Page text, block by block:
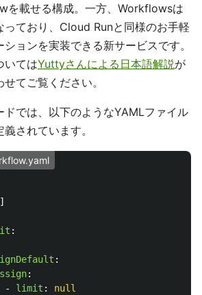
を載せる構成。一方、Workflowsは
っており、Cloud Runと同様のお手軽
ョンを実装できる新サービスです。
いてはYuttyさんによる日本語解説が
てご覧ください。
ドでは、以下のようなYAMLファイル
されています。
]
:
:
:
-
limit :
null